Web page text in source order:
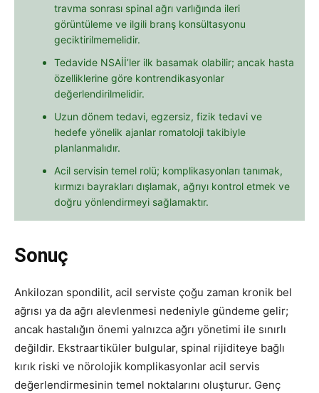
travma sonrası spinal ağrı varlığında ileri
görüntüleme ve ilgili branş konsültasyonu
geciktirilmemelidir.
Tedavide NSAİİ’ler ilk basamak olabilir; ancak hasta
özelliklerine göre kontrendikasyonlar
değerlendirilmelidir.
Uzun dönem tedavi, egzersiz, fizik tedavi ve
hedefe yönelik ajanlar romatoloji takibiyle
planlanmalıdır.
Acil servisin temel rolü; komplikasyonları tanımak,
kırmızı bayrakları dışlamak, ağrıyı kontrol etmek ve
doğru yönlendirmeyi sağlamaktır.
Sonuç
Ankilozan spondilit, acil serviste çoğu zaman kronik bel
ağrısı ya da ağrı alevlenmesi nedeniyle gündeme gelir;
ancak hastalığın önemi yalnızca ağrı yönetimi ile sınırlı
değildir. Ekstraartiküler bulgular, spinal rijiditeye bağlı
kırık riski ve nörolojik komplikasyonlar acil servis
değerlendirmesinin temel noktalarını oluşturur. Genç